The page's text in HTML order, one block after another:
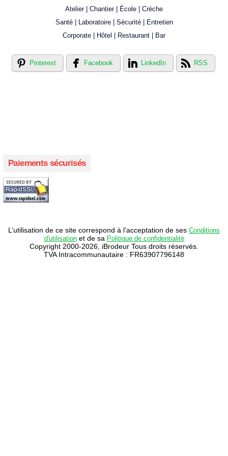
Atelier | Chantier | École | Crèche
Santé | Laboratoire | Sécurité | Entretien
Corporate | Hôtel | Restaurant | Bar
Pinterest Facebook LinkedIn RSS
Paiements sécurisés
L’utilisation de ce site correspond à l’acceptation de ses Conditions
d'utilisationet de sa Politique de confidentialité
Copyright 2000-2026, iBrodeur Tous droits réservés.
TVA Intracommunautaire : FR63907796148